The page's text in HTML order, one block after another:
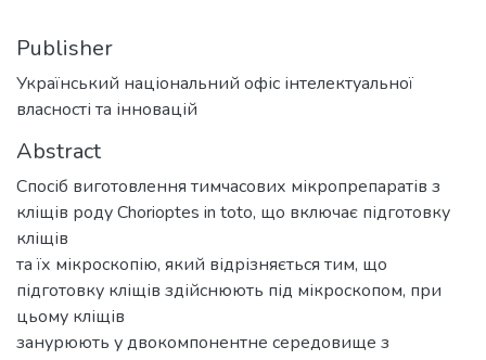
Publisher
Український національний офіс інтелектуальної
власності та інновацій
Abstract
Спосіб виготовлення тимчасових мікропрепаратів з
кліщів роду Chorioptes in toto, що включає підготовку
кліщів
та їх мікроскопію, який відрізняється тим, що
підготовку кліщів здійснюють під мікроскопом, при
цьому кліщів
занурюють у двокомпонентне середовище з